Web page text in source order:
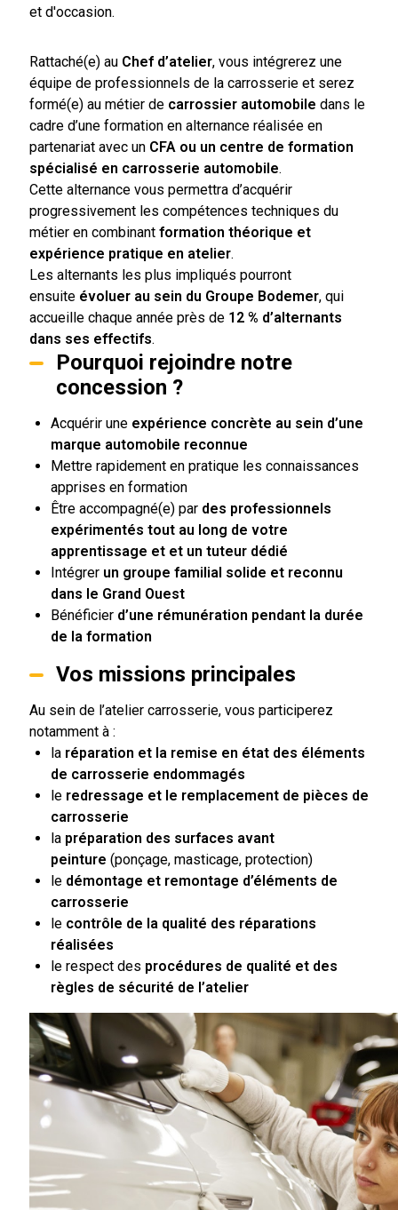
et d'occasion.
Rattaché(e) au Chef d’atelier, vous intégrerez une
équipe de professionnels de la carrosserie et serez
formé(e) au métier de carrossier automobile dans le
cadre d’une formation en alternance réalisée en
partenariat avec un CFA ou un centre de formation
spécialisé en carrosserie automobile.
Cette alternance vous permettra d’acquérir
progressivement les compétences techniques du
métier en combinant formation théorique et
expérience pratique en atelier.
Les alternants les plus impliqués pourront
ensuite évoluer au sein du Groupe Bodemer, qui
accueille chaque année près de 12 % d’alternants
dans ses effectifs.
Pourquoi rejoindre notre
concession ?
Acquérir une expérience concrète au sein d’une
marque automobile reconnue
Mettre rapidement en pratique les connaissances
apprises en formation
Être accompagné(e) par des professionnels
expérimentés tout au long de votre
apprentissage et et un tuteur dédié
Intégrer un groupe familial solide et reconnu
dans le Grand Ouest
Bénéficier d’une rémunération pendant la durée
de la formation
Vos missions principales
Au sein de l’atelier carrosserie, vous participerez
notamment à :
la réparation et la remise en état des éléments
de carrosserie endommagés
le redressage et le remplacement de pièces de
carrosserie
la préparation des surfaces avant
peinture (ponçage, masticage, protection)
le démontage et remontage d’éléments de
carrosserie
le contrôle de la qualité des réparations
réalisées
le respect des procédures de qualité et des
règles de sécurité de l’atelier